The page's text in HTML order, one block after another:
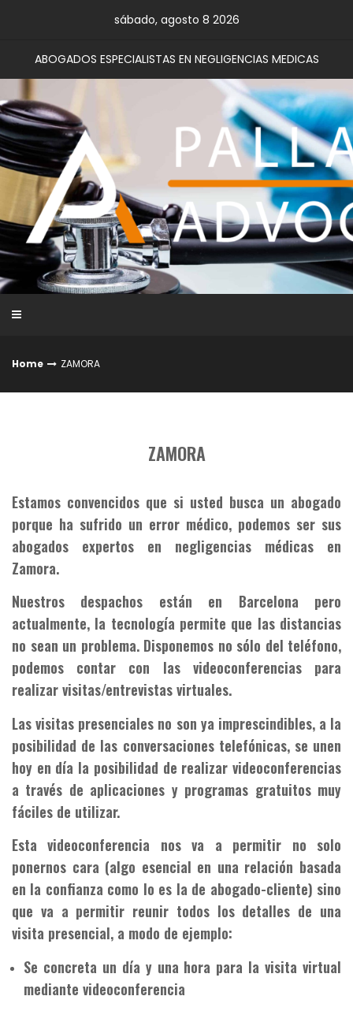
sábado, agosto 8 2026
ABOGADOS ESPECIALISTAS EN NEGLIGENCIAS MEDICAS
Home ZAMORA
ZAMORA
Estamos convencidos que si usted busca un abogado
porque ha sufrido un error médico, podemos ser sus
abogados expertos en negligencias médicas en
Zamora.
Nuestros despachos están en Barcelona pero
actualmente, la tecnología permite que las distancias
no sean un problema. Disponemos no sólo del teléfono,
podemos contar con las videoconferencias para
realizar visitas/entrevistas virtuales.
Las visitas presenciales no son ya imprescindibles, a la
posibilidad de las conversaciones telefónicas, se unen
hoy en día la posibilidad de realizar videoconferencias
a través de aplicaciones y programas gratuitos muy
fáciles de utilizar.
Esta videoconferencia nos va a permitir no solo
ponernos cara (algo esencial en una relación basada
en la confianza como lo es la de abogado-cliente) sino
que va a permitir reunir todos los detalles de una
visita presencial, a modo de ejemplo:
Se concreta un día y una hora para la visita virtual
mediante videoconferencia